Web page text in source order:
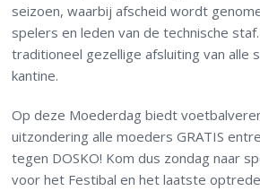
seizoen, waarbij afscheid wordt
spelers en leden van de technische
traditioneel gezellige afsluiting van alle
kantine.
Op deze Moederdag biedt
uitzondering alle moeders GRATIS
tegen DOSKO! Kom dus zondag naar
voor het Festibal en het laatste